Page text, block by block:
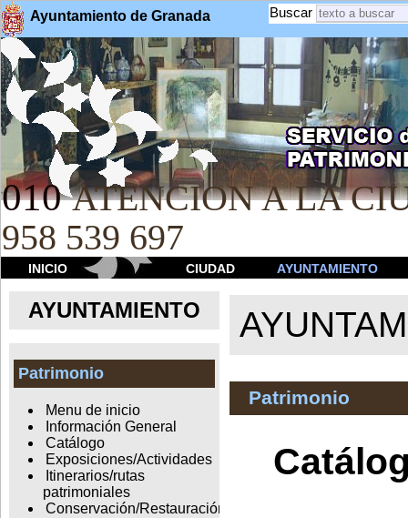
Ayuntamiento de Granada Buscar
010 ATENCION A LA
958 539 697
INICIO CIUDAD AYUNTAMIENTO
AYUNTAMIENTO
Patrimonio
Menu de inicio
Información General
Catálogo
Exposiciones/Actividades
Itinerarios/rutas
patrimoniales
Conservación/Restauración
Patrimonio